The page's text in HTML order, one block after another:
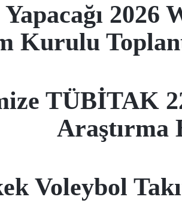
Kurulu
TÜBİTAK
Araştırma
Voleybol